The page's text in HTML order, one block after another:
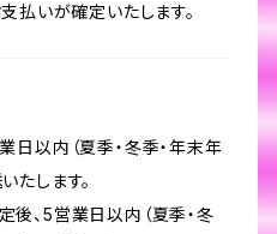
払いが確定いたします。
日以内（夏季・冬季・年末年
たします。
、5営業日以内（夏季・冬